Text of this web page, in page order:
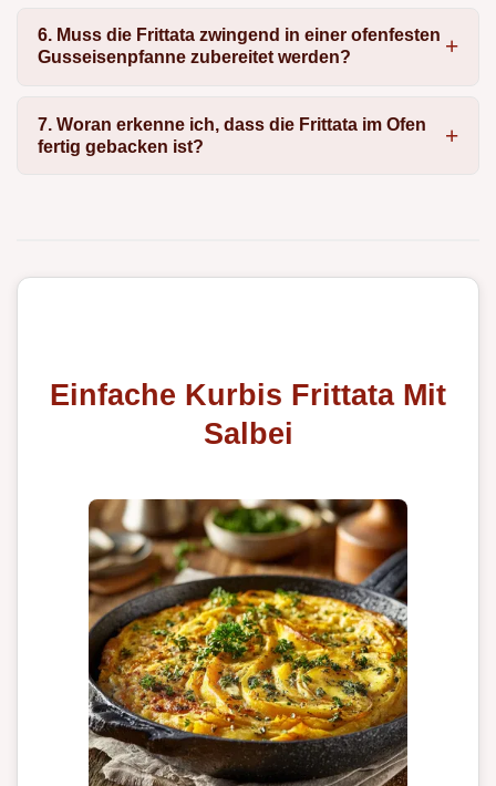
6. Muss die Frittata zwingend in einer ofenfesten
Gusseisenpfanne zubereitet werden?
7. Woran erkenne ich, dass die Frittata im Ofen
fertig gebacken ist?
Einfache Kurbis Frittata Mit
Salbei